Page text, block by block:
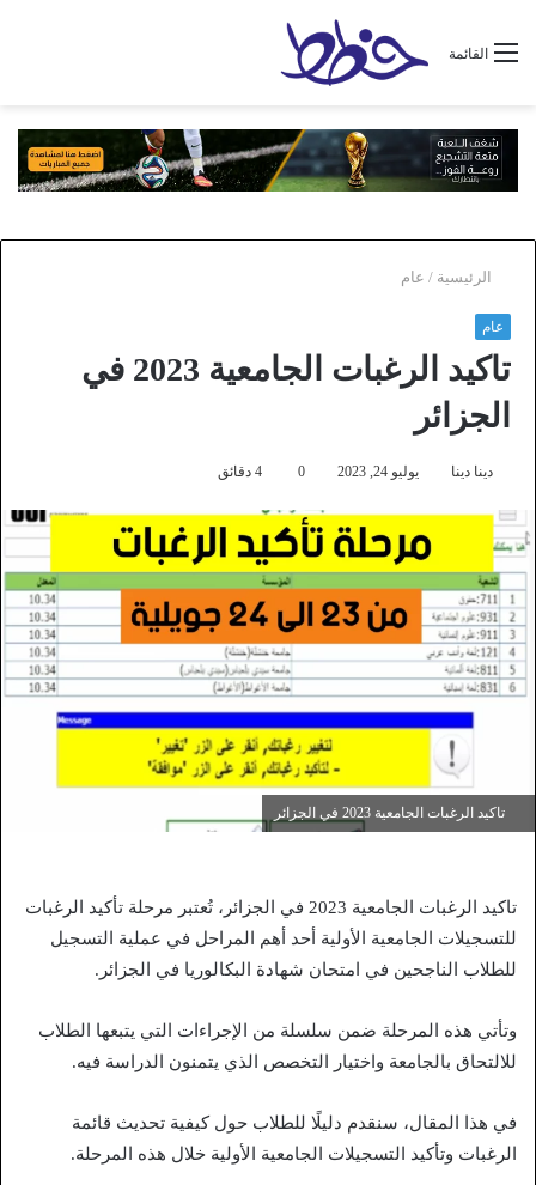
القائمة
الرئيسية / عام
عام
تاكيد الرغبات الجامعية 2023 في
الجزائر
دينا دينا يوليو 24, 2023 0
تاكيد الرغبات الجامعية 2023 في الجزائر
تاكيد الرغبات الجامعية 2023 في الجزائر، تُعتبر مرحلة تأكيد الرغبات
للتسجيلات الجامعية الأولية أحد أهم المراحل في عملية التسجيل
للطلاب الناجحين في امتحان شهادة البكالوريا في الجزائر.
وتأتي هذه المرحلة ضمن سلسلة من الإجراءات التي يتبعها الطلاب
للالتحاق بالجامعة واختيار التخصص الذي يتمنون الدراسة فيه.
في هذا المقال، سنقدم دليلًا للطلاب حول كيفية تحديث قائمة
الرغبات وتأكيد التسجيلات الجامعية الأولية خلال هذه المرحلة.